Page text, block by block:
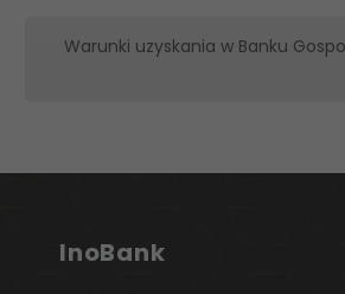
Warunki uzyskania w Banku
InoBank